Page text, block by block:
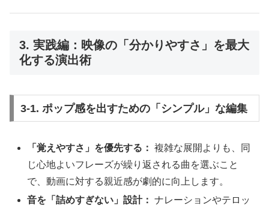
3. 実践編：映像の「分かりやすさ」を最大
化する演出術
3-1. ポップ感を出すための「シンプル」な編集
「覚えやすさ」を優先する： 複雑な展開よりも、同
じ心地よいフレーズが繰り返される曲を選ぶこと
で、動画に対する親近感が劇的に向上します。
音を「詰めすぎない」設計： ナレーションやテロッ